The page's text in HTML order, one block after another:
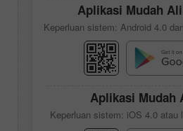
Aplikasi Mudah
Keperluan sistem: Android 4.0
Aplikasi Mudah
Keperluan sistem: iOS 4.0 atau